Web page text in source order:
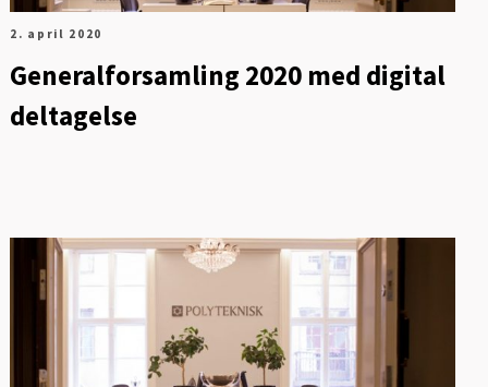
2. april 2020
Generalforsamling 2020 med digital
deltagelse